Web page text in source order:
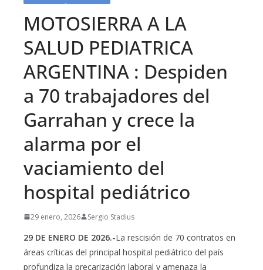
MOTOSIERRA A LA
SALUD PEDIATRICA
ARGENTINA : Despiden
a 70 trabajadores del
Garrahan y crece la
alarma por el
vaciamiento del
hospital pediátrico
29 enero, 2026 Sergio Stadius
29 DE ENERO DE 2026.-La rescisión de 70 contratos en
áreas críticas del principal hospital pediátrico del país
profundiza la precarización laboral y amenaza la